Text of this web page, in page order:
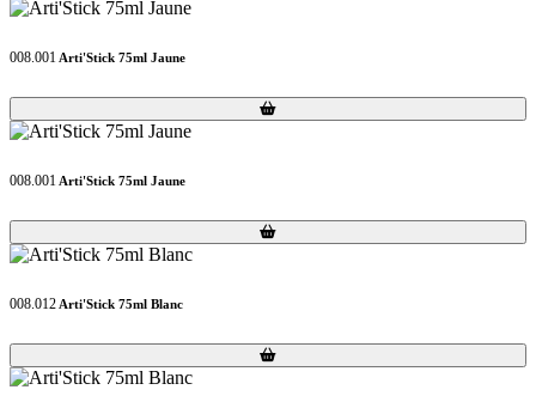
008.001 Arti'Stick 75ml Jaune
Loading...
Loading...
008.001 Arti'Stick 75ml Jaune
Loading...
Loading...
008.012 Arti'Stick 75ml Blanc
Loading...
Loading...